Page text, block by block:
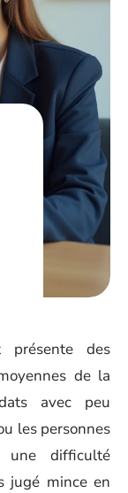
des
de la
avec peu
les personnes
difficulté
jugé mince en